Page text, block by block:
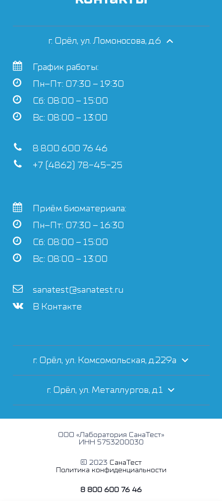
г. Орёл, ул. Ломоносова, д.6
График работы:
Пн–Пт: 07:30 – 19:30
Сб: 08:00 – 15:00
Вс: 08:00 – 13:00
8 800 600 76 46
+7 (4862) 78-45-25
Приём биоматериала:
Пн–Пт: 07:30 – 16:30
Сб: 08:00 – 15:00
Вс: 08:00 – 13:00
sanatest@sanatest.ru
В Контакте
г. Орёл, ул. Комсомольская, д.229а
г. Орёл, ул. Металлургов, д.1
ООО «Лаборатория СанаТест»
ИНН 5753200030
© 2023 СанаТест
Политика конфиденциальности
8 800 600 76 46